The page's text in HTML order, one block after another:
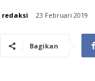
redaksi 23 Februari 2019
Bagikan